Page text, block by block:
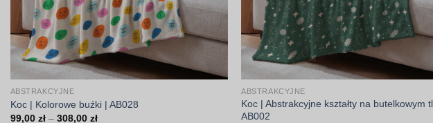
ABSTRAKCYJNE
Koc | Kolorowe buźki | AB028
99,00 zł – 308,00 złZakres
ABSTRAKCYJNE
Koc | Abstrakcyjne kształty na butelkowym
AB002